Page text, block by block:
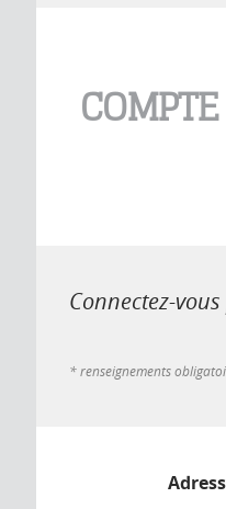
Connectez-
* renseignements